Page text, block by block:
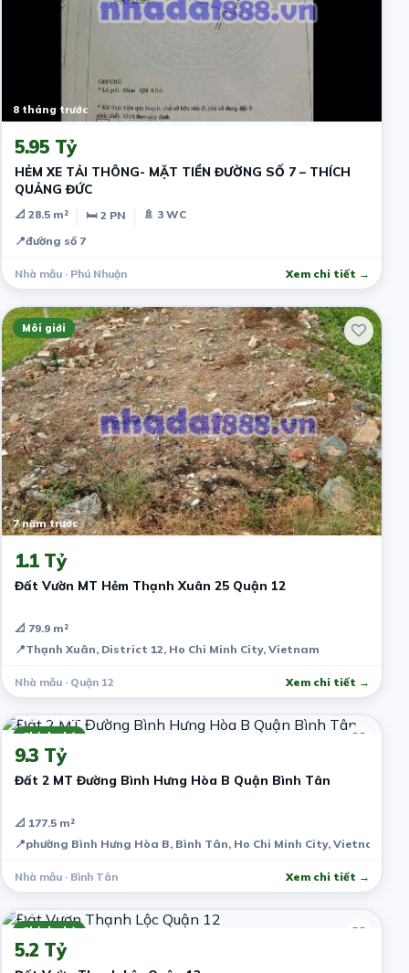
8 tháng trước
5.95 Tỷ
HẺM XE TẢI THÔNG- MẶT TIỀN ĐƯỜNG SỐ 7 – THÍCH
QUẢNG ĐỨC
📐 28.5 m² 🛏 2 PN
🚿 3 WC
📍đường số 7
Nhà mẫu · Phú Nhuận Xem chi tiết →
Môi giới
7 năm trước
1.1 Tỷ
Đất Vườn MT Hẻm Thạnh Xuân 25 Quận 12
📐 79.9 m²
📍Thạnh Xuân, District 12, Ho Chi Minh City, Vietnam
Nhà mẫu · Quận 12 Xem chi tiết →
Chính chủ
7 năm trước
9.3 Tỷ
Đất 2 MT Đường Bình Hưng Hòa B Quận Bình Tân
📐 177.5 m²
📍phường Bình Hưng Hòa B, Bình Tân, Ho Chi Minh City, Vietnam
Nhà mẫu · Bình Tân Xem chi tiết →
Chính chủ
7 năm trước
5.2 Tỷ